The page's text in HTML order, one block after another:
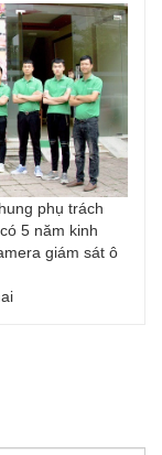
phụ trách
5 năm kinh
giám sát ô